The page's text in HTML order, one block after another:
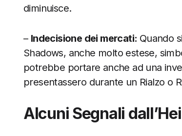
diminuisce.
– Indecisione dei mercati: Quando
Shadows, anche molto estese,
potrebbe portare anche ad una
presentassero durante un Rialzo o
Alcuni Segnali